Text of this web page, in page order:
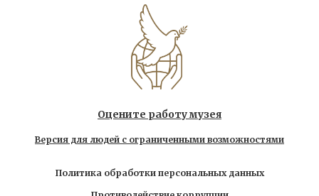
Оцените работу музея
Версия для людей с ограниченными возможностями
Политика обработки персональных данных